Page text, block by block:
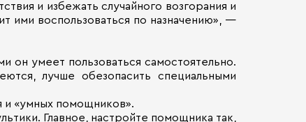
и избежать случайного возгорания и
ими воспользоваться по назначению», —
он умеет пользоваться самостоятельно.
лучше обезопасить специальными
и «умных помощников».
Главное, настройте помощника так,